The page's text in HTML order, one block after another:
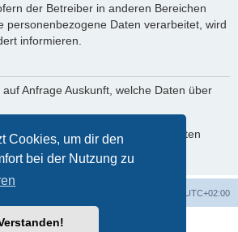
Cookies, um dir den
bei der Nutzung zu
der Betreiber in anderen Bereichen
personenbezogene Daten verarbeitet, wird
informieren.
Anfrage Auskunft, welche Daten über
Löschung bzw. Sperrung deiner Daten
bitte den Betreiber.
UTC+02:00
phpBB® Forum Software © phpBB Limited